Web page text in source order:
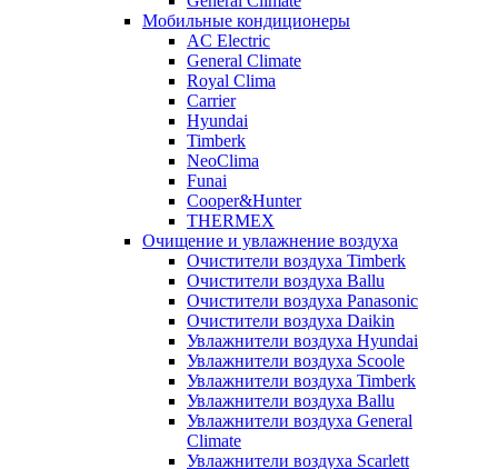
Мобильные кондиционеры
AC Electric
General Climate
Royal Clima
Carrier
Hyundai
Timberk
NeoClima
Funai
Cooper&Hunter
THERMEX
Очищение и увлажнение воздуха
Очистители воздуха Timberk
Очистители воздуха Ballu
Очистители воздуха Panasonic
Очистители воздуха Daikin
Увлажнители воздуха Hyundai
Увлажнители воздуха Scoole
Увлажнители воздуха Timberk
Увлажнители воздуха Ballu
Увлажнители воздуха General
Climate
Увлажнители воздуха Scarlett